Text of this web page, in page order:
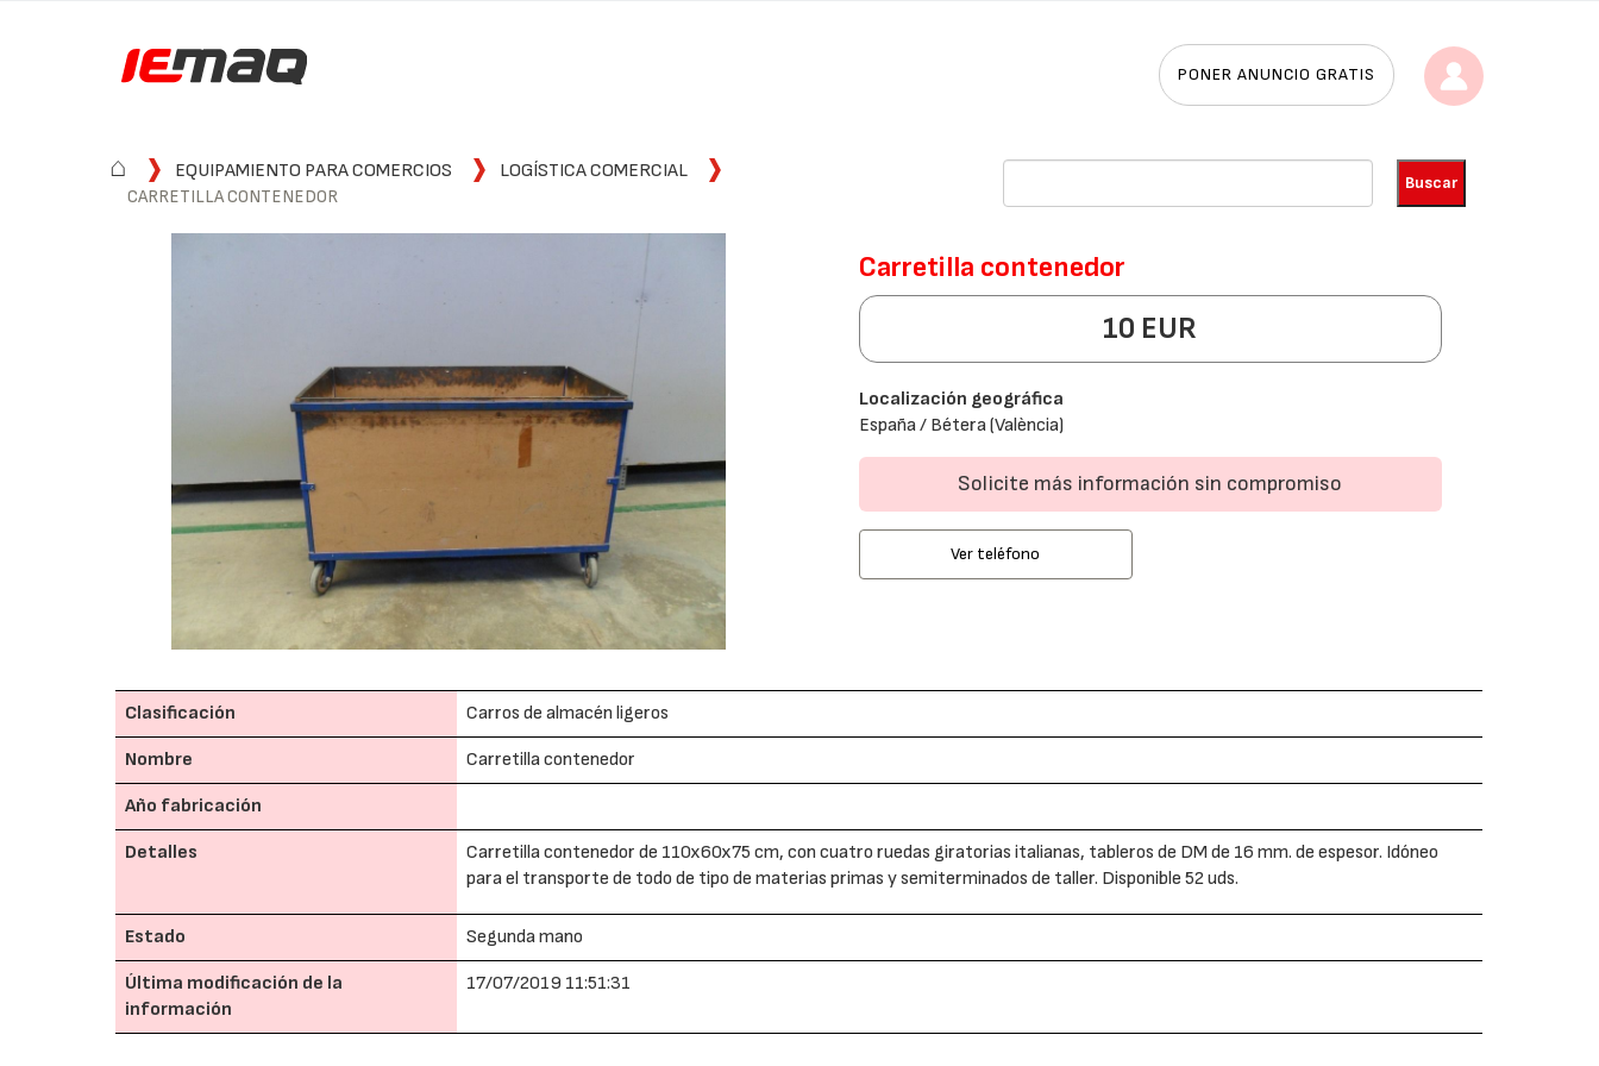
PONER ANUNCIO GRATIS
⌂ EQUIPAMIENTO PARA COMERCIOS
LOGÍSTICA COMERCIAL
CARRETILLA CONTENEDOR
Carretilla contenedor
10 EUR
Localización geográfica
España / Bétera (València)
Solicite más información sin compromiso
Ver teléfono
Clasificación Carros de almacén ligeros
Nombre Carretilla contenedor
Año fabricación
Detalles
Carretilla contenedor de 110x60x75 cm, con cuatro ruedas giratorias italianas, tableros de DM de 16 mm. de espesor. Idóneo
para el transporte de todo de tipo de materias primas y semiterminados de taller. Disponible 52 uds.
Estado Segunda mano
Última modificación de la
información
17/07/2019 11:51:31